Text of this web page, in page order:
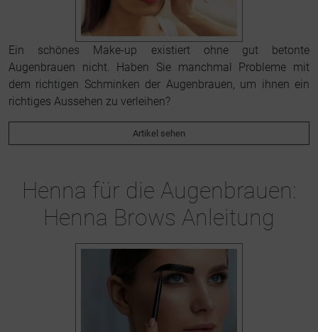
Ein schönes Make-up existiert ohne gut betonte
Augenbrauen nicht. Haben Sie manchmal Probleme mit
dem richtigen Schminken der Augenbrauen, um ihnen ein
richtiges Aussehen zu verleihen?
Artikel sehen
Henna für die Augenbrauen:
Henna Brows Anleitung